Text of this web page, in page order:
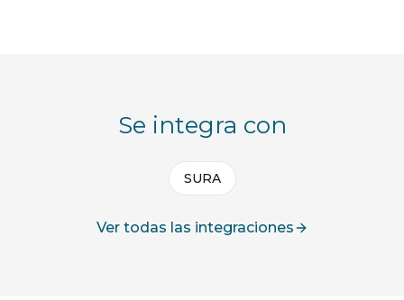
Se integra con
SURA
Ver todas las integraciones